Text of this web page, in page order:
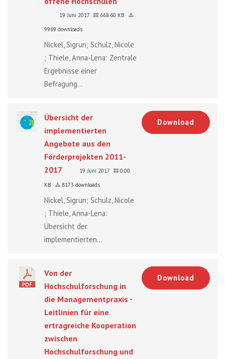
19. Juni 2017
668.60 KB
9969 downloads
Nickel, Sigrun; Schulz, Nicole
; Thiele, Anna-Lena: Zentrale
Ergebnisse einer
Befragung...
Übersicht der
implementierten
Angebote aus den
Förderprojekten 2011-
2017
19. Juni 2017
0.00
KB
8173 downloads
Nickel, Sigrun; Schulz, Nicole
; Thiele, Anna-Lena:
Übersicht der
implementierten...
Download
Von der
Hochschulforschung in
die Managementpraxis -
Leitlinien für eine
ertragreiche Kooperation
zwischen
Hochschulforschung und
Download